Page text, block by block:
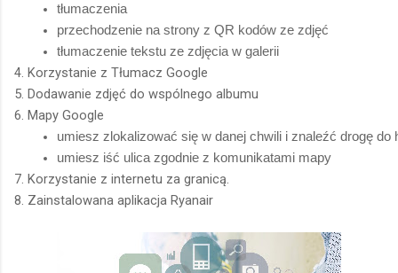
tłumaczenia
przechodzenie na strony z QR kodów ze zdjęć
tłumaczenie tekstu ze zdjęcia w galerii
4. Korzystanie z Tłumacz Google
5. Dodawanie zdjęć do wspólnego albumu
6. Mapy Google
umiesz zlokalizować się w danej chwili i znaleźć drogę do
umiesz iść ulica zgodnie z komunikatami mapy
7. Korzystanie z internetu za granicą.
8. Zainstalowana aplikacja Ryanair